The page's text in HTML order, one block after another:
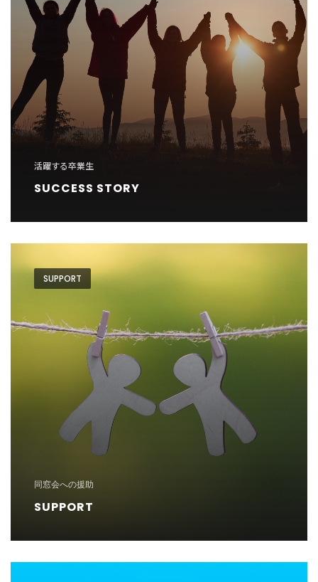
活躍する卒業生
SUCCESS STORY
SUPPORT
同窓会への援助
SUPPORT